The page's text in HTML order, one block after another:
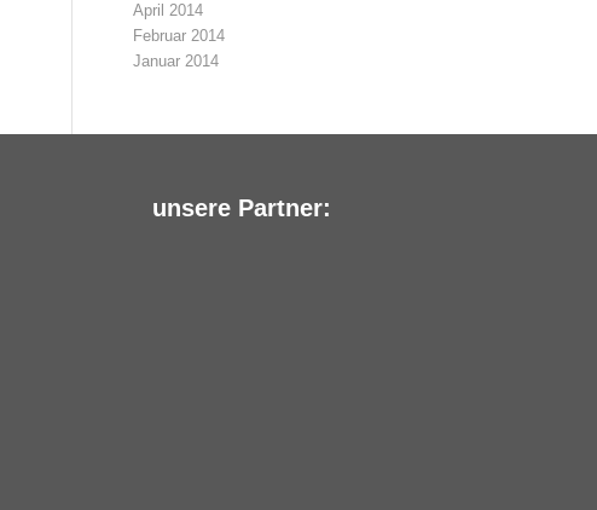
April 2014
Februar 2014
Januar 2014
unsere Partner: